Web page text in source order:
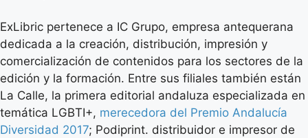
ExLibric pertenece a IC Grupo, empresa antequerana
dedicada a la creación, distribución, impresión y
comercialización de contenidos para los sectores de la
edición y la formación. Entre sus filiales también están
La Calle, la primera editorial andaluza especializada en
temática LGBTI+, merecedora del Premio Andalucía
Diversidad 2017; Podiprint. distribuidor e impresor de